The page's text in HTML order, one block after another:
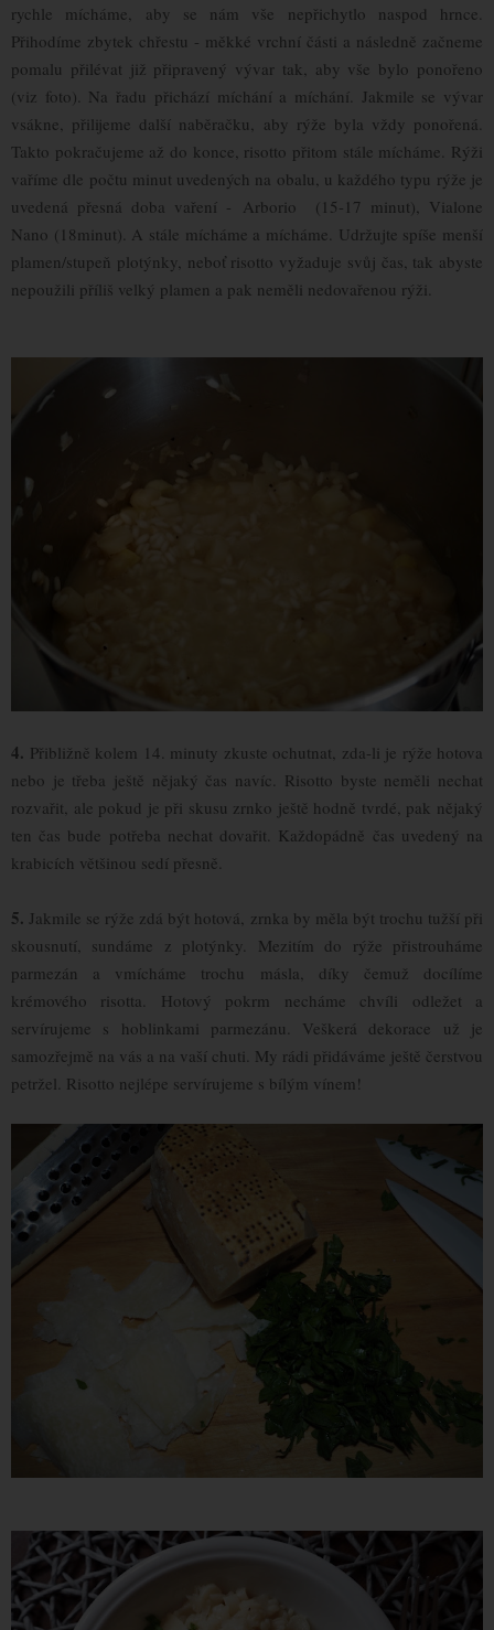
rychle mícháme, aby se nám vše nepřichytlo naspod hrnce.
Přihodíme zbytek chřestu - měkké vrchní části a následně začneme
pomalu přilévat již připravený vývar tak, aby vše bylo ponořeno
(viz foto). Na řadu přichází míchání a míchání. Jakmile se vývar
vsákne, přilijeme další naběračku, aby rýže byla vždy ponořená.
Takto pokračujeme až do konce, risotto přitom stále mícháme. Rýži
vaříme dle počtu minut uvedených na obalu, u každého typu rýže je
uvedená přesná doba vaření - Arborio (15-17 minut), Vialone
Nano (18minut). A stále mícháme a mícháme. Udržujte spíše menší
plamen/stupeň plotýnky, neboť risotto vyžaduje svůj čas, tak abyste
nepoužili příliš velký plamen a pak neměli nedovařenou rýži.
4. Přibližně kolem 14. minuty zkuste ochutnat, zda-li je rýže hotova
nebo je třeba ještě nějaký čas navíc. Risotto byste neměli nechat
rozvařit, ale pokud je při skusu zrnko ještě hodně tvrdé, pak nějaký
ten čas bude potřeba nechat dovařit. Každopádně čas uvedený na
krabicích většinou sedí přesně.
5. Jakmile se rýže zdá být hotová, zrnka by měla být trochu tužší při
skousnutí, sundáme z plotýnky. Mezitím do rýže přistrouháme
parmezán a vmícháme trochu másla, díky čemuž docílíme
krémového risotta. Hotový pokrm necháme chvíli odležet a
servírujeme s hoblinkami parmezánu. Veškerá dekorace už je
samozřejmě na vás a na vaší chuti. My rádi přidáváme ještě čerstvou
petržel. Risotto nejlépe servírujeme s bílým vínem!